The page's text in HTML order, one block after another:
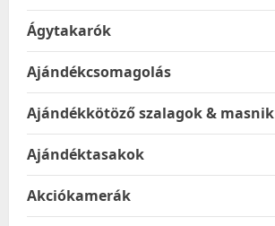
Ágytakarók
Ajándékcsomagolás
Ajándékkötöző szalagok & masnik
Ajándéktasakok
Akciókamerák